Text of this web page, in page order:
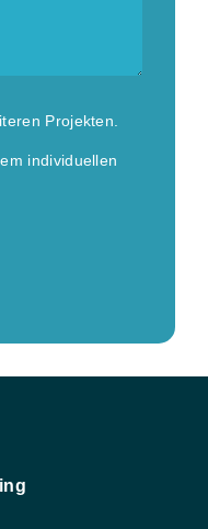
Projekten.
individuellen